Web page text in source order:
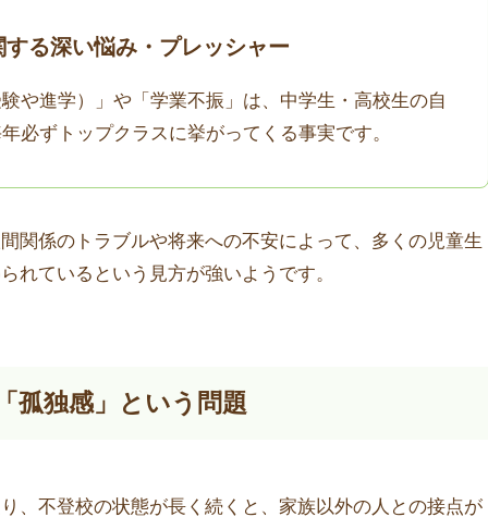
る深い悩み・プレッシャー
験や進学）」や「学業不振」は、中学生・高校生の自
必ずトップクラスに挙がってくる事実です。
関係のトラブルや将来への不安によって、多くの児童生
れているという見方が強いようです。
孤独感」という問題
、不登校の状態が長く続くと、家族以外の人との接点が